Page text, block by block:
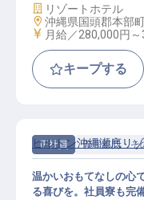
施設業態
リゾートホテル
勤務地
沖縄県国頭郡本部
給与
月給／280,000円～
キープする
正社員 管理部門・そ
ヒルトン沖縄瀬底リ
温かいおもてなしの心
る喜びを。社員寮も完